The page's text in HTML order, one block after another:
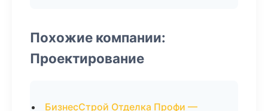
Похожие компании:
Проектирование
БизнесСтрой Отделка Профи —